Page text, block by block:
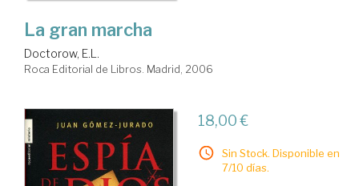
La gran marcha
Doctorow, E.L.
Roca Editorial de Libros. Madrid, 2006
18,00 €
Sin Stock. Disponible en
7/10 días.